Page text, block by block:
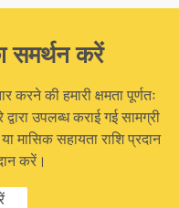
समर्थन करें
की हमारी क्षमता पूर्णतः
उपलब्ध कराई गई सामग्री
मासिक सहायता राशि प्रदान
करें।